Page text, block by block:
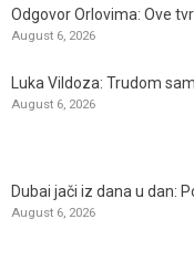
Odgovor Orlovima: ​Ove
August 6, 2026
Luka Vildoza: Trudom
August 6, 2026
Dubai jači iz dana u dan:
August 6, 2026